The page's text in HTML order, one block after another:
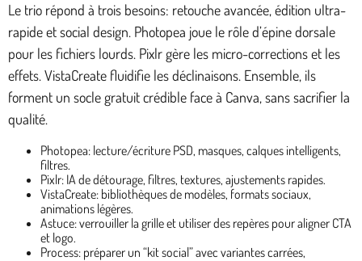
Le trio répond à trois besoins: retouche avancée, édition ultra-
rapide et social design. Photopea joue le rôle d’épine dorsale
pour les fichiers lourds. Pixlr gère les micro-corrections et les
effets. VistaCreate fluidifie les déclinaisons. Ensemble, ils
forment un socle gratuit crédible face à Canva, sans sacrifier la
qualité.
Photopea: lecture/écriture PSD, masques, calques intelligents,
filtres.
Pixlr: IA de détourage, filtres, textures, ajustements rapides.
VistaCreate: bibliothèques de modèles, formats sociaux,
animations légères.
Astuce: verrouiller la grille et utiliser des repères pour aligner CTA
et logo.
Process: préparer un “kit social” avec variantes carrées,